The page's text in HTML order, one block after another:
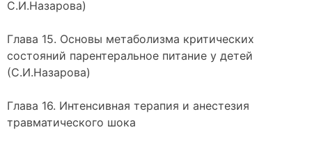
С.И.Назарова)
Глава 15. Основы метаболизма критических
состояний парентеральное питание у детей
(С.И.Назарова)
Глава 16. Интенсивная терапия и анестезия
травматического шока